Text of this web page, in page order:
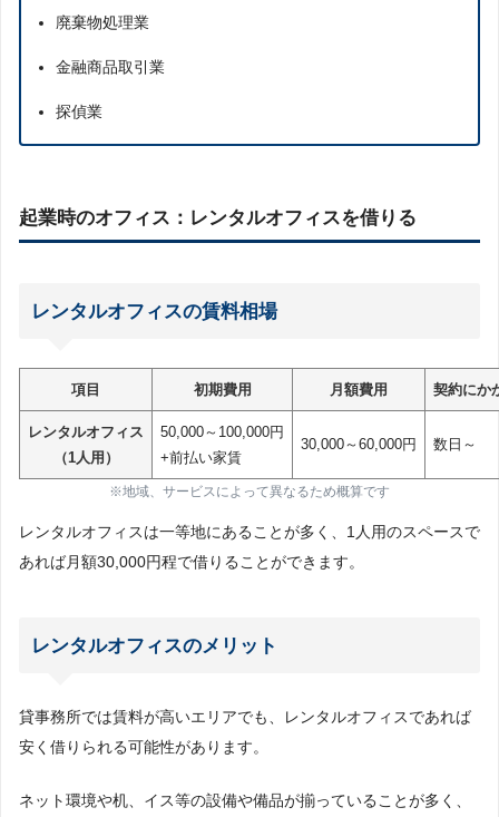
廃棄物処理業
金融商品取引業
探偵業
起業時のオフィス：レンタルオフィスを借りる
レンタルオフィスの賃料相場
項目 初期費用 月額費用 契約にか
レンタルオフィス
（1人用）
50,000～100,000円
+前払い家賃
30,000～60,000円 数日～
※地域、サービスによって異なるため概算です
レンタルオフィスは一等地にあることが多く、1人用のスペースで
あれば月額30,000円程で借りることができます。
レンタルオフィスのメリット
貸事務所では賃料が高いエリアでも、レンタルオフィスであれば
安く借りられる可能性があります。
ネット環境や机、イス等の設備や備品が揃っていることが多く、